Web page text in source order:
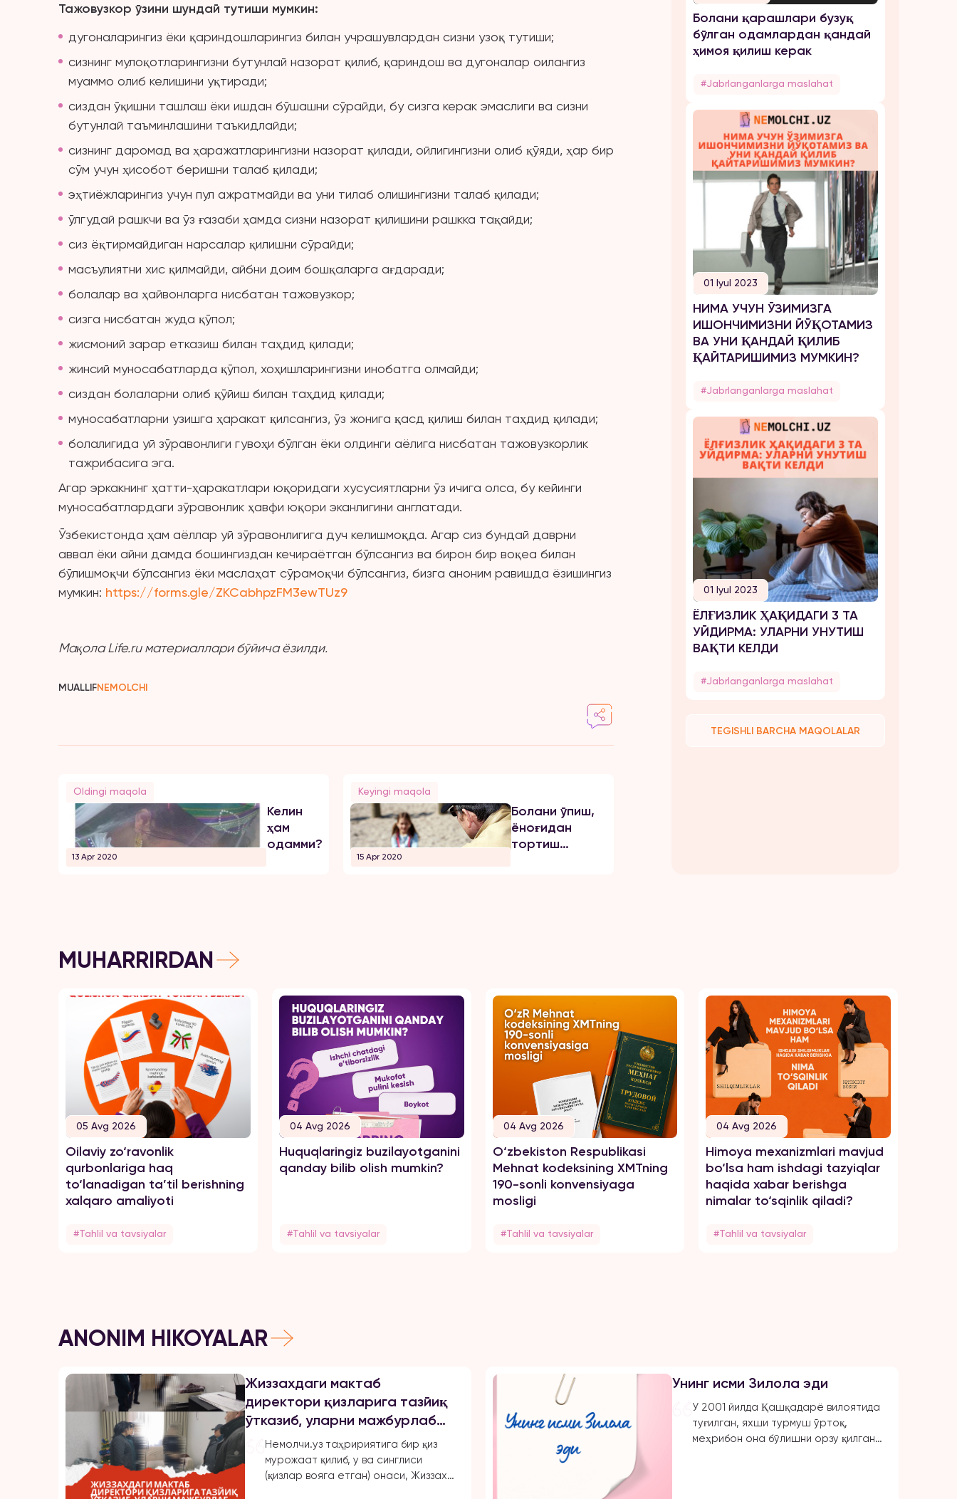
Тажовузкор ўзини шундай тутиши мумкин:
дугоналарингиз ёки қариндошларингиз билан учрашувлардан сизни узоқ тутиши;
сизнинг мулоқотларингизни бутунлай назорат қилиб, қариндош ва дугоналар оилангиз
муаммо олиб келишини уқтиради;
сиздан ўқишни ташлаш ёки ишдан бўшашни сўрайди, бу сизга керак эмаслиги ва сизни
бутунлай таъминлашини таъкидлайди;
сизнинг даромад ва ҳаражатларингизни назорат қилади, ойлигингизни олиб қўяди, ҳар бир
сўм учун ҳисобот беришни талаб қилади;
эҳтиёжларингиз учун пул ажратмайди ва уни тилаб олишингизни талаб қилади;
ўлгудай рашкчи ва ўз ғазаби ҳамда сизни назорат қилишини рашкка тақайди;
сиз ёқтирмайдиган нарсалар қилишни сўрайди;
масъулиятни хис қилмайди, айбни доим бошқаларга ағдаради;
болалар ва ҳайвонларга нисбатан тажовузкор;
сизга нисбатан жуда қўпол;
жисмоний зарар етказиш билан таҳдид қилади;
жинсий муносабатларда қўпол, хоҳишларингизни инобатга олмайди;
сиздан болаларни олиб қўйиш билан таҳдид қилади;
муносабатларни узишга ҳаракат қилсангиз, ўз жонига қасд қилиш билан таҳдид қилади;
болалигида уй зўравонлиги гувоҳи бўлган ёки олдинги аёлига нисбатан тажовузкорлик
тажрибасига эга.
Агар эркакнинг ҳатти-ҳаракатлари юқоридаги хусусиятларни ўз ичига олса, бу кейинги
муносабатлардаги зўравонлик ҳавфи юқори эканлигини англатади.
Ўзбекистонда ҳам аёллар уй зўравонлигига дуч келишмоқда. Агар сиз бундай даврни
аввал ёки айни дамда бошингиздан кечираётган бўлсангиз ва бирон бир воқеа билан
бўлишмоқчи бўлсангиз ёки маслаҳат сўрамоқчи бўлсангиз, бизга аноним равишда ёзишингиз
мумкин: https://forms.gle/ZKCabhpzFM3ewTUz9
Мақола Life.ru материаллари бўйича ёзилди.
MUALLIFNEMOLCHI
Oldingi maqola
13 Apr 2020
Келин
ҳам
одамми?!
Keyingi maqola
15 Apr 2020
Болани ўпиш,
ёноғидан
тортиш
Болани қарашлари бузуқ
бўлган одамлардан қандай
ҳимоя қилиш керак
#Jabrlanganlarga maslahat
01 Iyul 2023
НИМА УЧУН ЎЗИМИЗГА
ИШОНЧИМИЗНИ ЙЎҚОТАМИЗ
ВА УНИ ҚАНДАЙ ҚИЛИБ
ҚАЙТАРИШИМИЗ МУМКИН?
#Jabrlanganlarga maslahat
01 Iyul 2023
ЁЛҒИЗЛИК ҲАҚИДАГИ 3 ТА
УЙДИРМА: УЛАРНИ УНУТИШ
ВАҚТИ КЕЛДИ
#Jabrlanganlarga maslahat
TEGISHLI BARCHA MAQOLALAR
MUHARRIRDAN
05 Avg 2026
Oilaviy zo‘ravonlik
qurbonlariga haq
to‘lanadigan ta’til berishning
xalqaro amaliyoti
#Tahlil va tavsiyalar
04 Avg 2026
Huquqlaringiz buzilayotganini
qanday bilib olish mumkin?
#Tahlil va tavsiyalar
04 Avg 2026
O‘zbekiston Respublikasi
Mehnat kodeksining XMTning
190-sonli konvensiyaga
mosligi
#Tahlil va tavsiyalar
04 Avg 2026
Himoya mexanizmlari mavjud
bo‘lsa ham ishdagi tazyiqlar
haqida xabar berishga
nimalar to‘sqinlik qiladi?
#Tahlil va tavsiyalar
ANONIM HIKOYALAR
Жиззахдаги мактаб
директори қизларига тазйиқ
ўтказиб, уларни мажбурлаб
турмушга чиқарган, ўқиш,
ишлашдан маҳрум қилган ва
эркинликларини чеклаган.
Немолчи.уз таҳририятига бир қиз
мурожаат қилиб, у ва синглиси
(қизлар вояга етган) онаси, Жиззах
Унинг исми Зилола эди
У 2001 йилда Қашқадарё вилоятида
туғилган, яхши турмуш ўртоқ,
меҳрибон она бўлишни орзу қилган.